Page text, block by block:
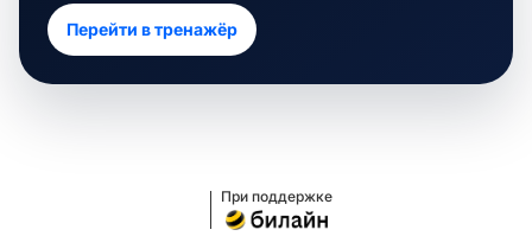
Перейти в тренажёр
При поддержке